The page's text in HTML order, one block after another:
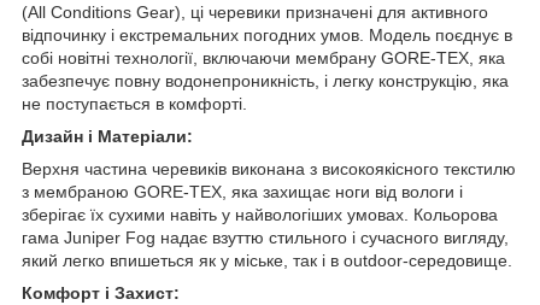
(All Conditions Gear), ці черевики призначені для активного
відпочинку і екстремальних погодних умов. Модель поєднує в
собі новітні технології, включаючи мембрану GORE-TEX, яка
забезпечує повну водонепроникність, і легку конструкцію, яка
не поступається в комфорті.
Дизайн і Матеріали:
Верхня частина черевиків виконана з високоякісного текстилю
з мембраною GORE-TEX, яка захищає ноги від вологи і
зберігає їх сухими навіть у найвологіших умовах. Кольорова
гама Juniper Fog надає взуттю стильного і сучасного вигляду,
який легко впишеться як у міське, так і в outdoor-середовище.
Комфорт і Захист: